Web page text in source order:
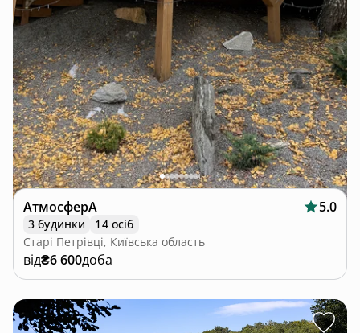
АтмосферА 5.0
3 будинки
14 осіб
Старі Петрівці, Київська область
від₴6 600доба